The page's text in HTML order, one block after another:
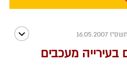
בעירייה מעכבים